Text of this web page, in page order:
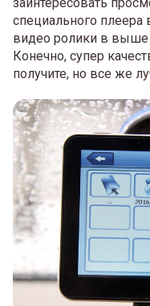
специального
видео ролики в выше
Конечно, супер
получите, но все же